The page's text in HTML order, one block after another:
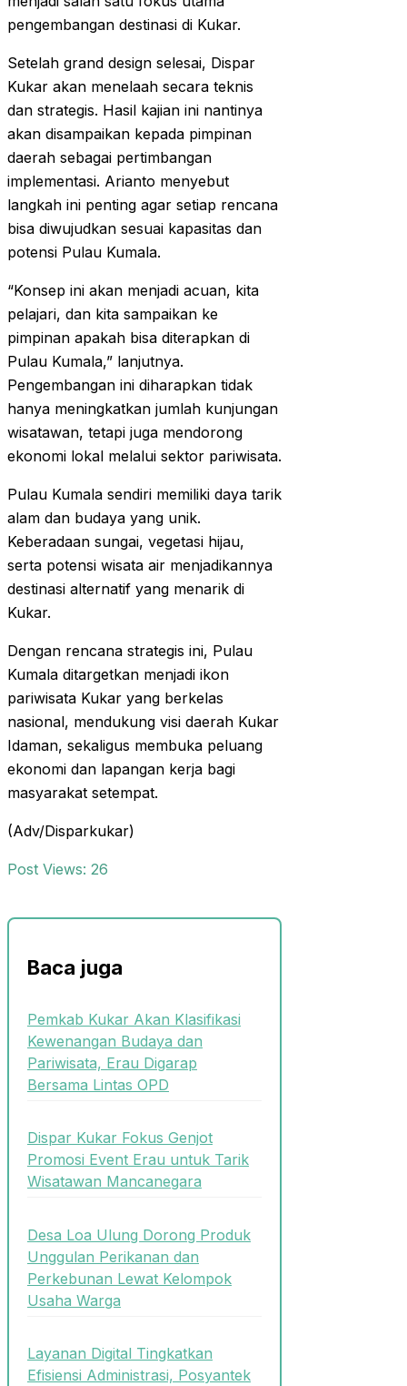
pengembangan destinasi di Kukar.
Setelah grand design selesai, Dispar
Kukar akan menelaah secara teknis
dan strategis. Hasil kajian ini nantinya
akan disampaikan kepada pimpinan
daerah sebagai pertimbangan
implementasi. Arianto menyebut
langkah ini penting agar setiap rencana
bisa diwujudkan sesuai kapasitas dan
potensi Pulau Kumala.
“Konsep ini akan menjadi acuan, kita
pelajari, dan kita sampaikan ke
pimpinan apakah bisa diterapkan di
Pulau Kumala,” lanjutnya.
Pengembangan ini diharapkan tidak
hanya meningkatkan jumlah kunjungan
wisatawan, tetapi juga mendorong
ekonomi lokal melalui sektor pariwisata.
Pulau Kumala sendiri memiliki daya tarik
alam dan budaya yang unik.
Keberadaan sungai, vegetasi hijau,
serta potensi wisata air menjadikannya
destinasi alternatif yang menarik di
Kukar.
Dengan rencana strategis ini, Pulau
Kumala ditargetkan menjadi ikon
pariwisata Kukar yang berkelas
nasional, mendukung visi daerah Kukar
Idaman, sekaligus membuka peluang
ekonomi dan lapangan kerja bagi
masyarakat setempat.
(Adv/Disparkukar)
Post Views: 26
Baca juga
Pemkab Kukar Akan Klasifikasi
Kewenangan Budaya dan
Pariwisata, Erau Digarap
Bersama Lintas OPD
Dispar Kukar Fokus Genjot
Promosi Event Erau untuk Tarik
Wisatawan Mancanegara
Desa Loa Ulung Dorong Produk
Unggulan Perikanan dan
Perkebunan Lewat Kelompok
Usaha Warga
Layanan Digital Tingkatkan
Efisiensi Administrasi, Posyantek